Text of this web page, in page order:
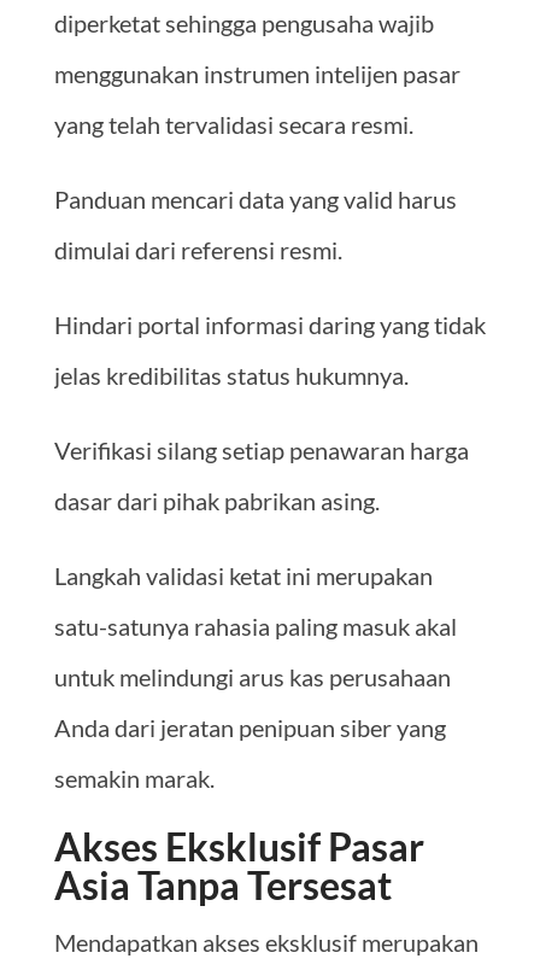
diperketat sehingga pengusaha wajib
menggunakan instrumen intelijen pasar
yang telah tervalidasi secara resmi.
Panduan mencari data yang valid harus
dimulai dari referensi resmi.
Hindari portal informasi daring yang tidak
jelas kredibilitas status hukumnya.
Verifikasi silang setiap penawaran harga
dasar dari pihak pabrikan asing.
Langkah validasi ketat ini merupakan
satu-satunya rahasia paling masuk akal
untuk melindungi arus kas perusahaan
Anda dari jeratan penipuan siber yang
semakin marak.
Akses Eksklusif Pasar
Asia Tanpa Tersesat
Mendapatkan akses eksklusif merupakan